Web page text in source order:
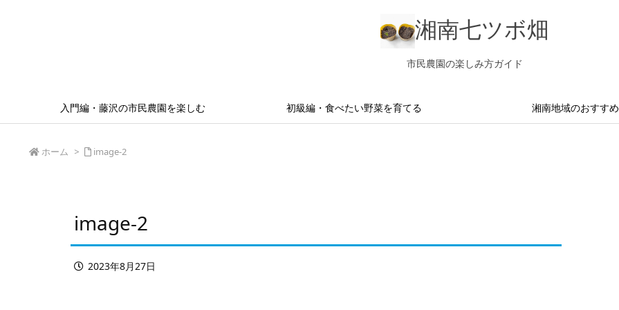
湘南七ツボ畑
市民農園の楽しみ方ガイド
入門編・藤沢の市民農園を楽しむ 初級編・食べたい野菜を育てる 湘南地域のおすすめ
ホーム > image-2
image-2
2023年8月27日